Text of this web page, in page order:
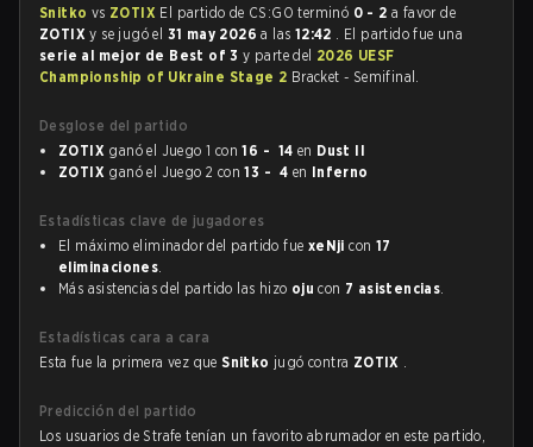
Snitko vs ZOTIX El partido de CS:GO terminó 0 - 2 a favor de
ZOTIXy se jugó el 31 may 2026a las 12:42 . El partido fue una
serie al mejor de Best of 3y parte del 2026 UESF
Championship of Ukraine Stage 2 Bracket - Semifinal.
Desglose del partido
ZOTIX ganó el Juego 1 con16 - 14 en Dust II
ZOTIX ganó el Juego 2 con13 - 4 en Inferno
Estadísticas clave de jugadores
El máximo eliminador del partido fue xeNji con 17
eliminaciones.
Más asistencias del partido las hizo oju con 7 asistencias.
Estadísticas cara a cara
Esta fue la primera vez queSnitko jugó contra ZOTIX .
Predicción del partido
Los usuarios de Strafe tenían un favorito abrumador en este partido,